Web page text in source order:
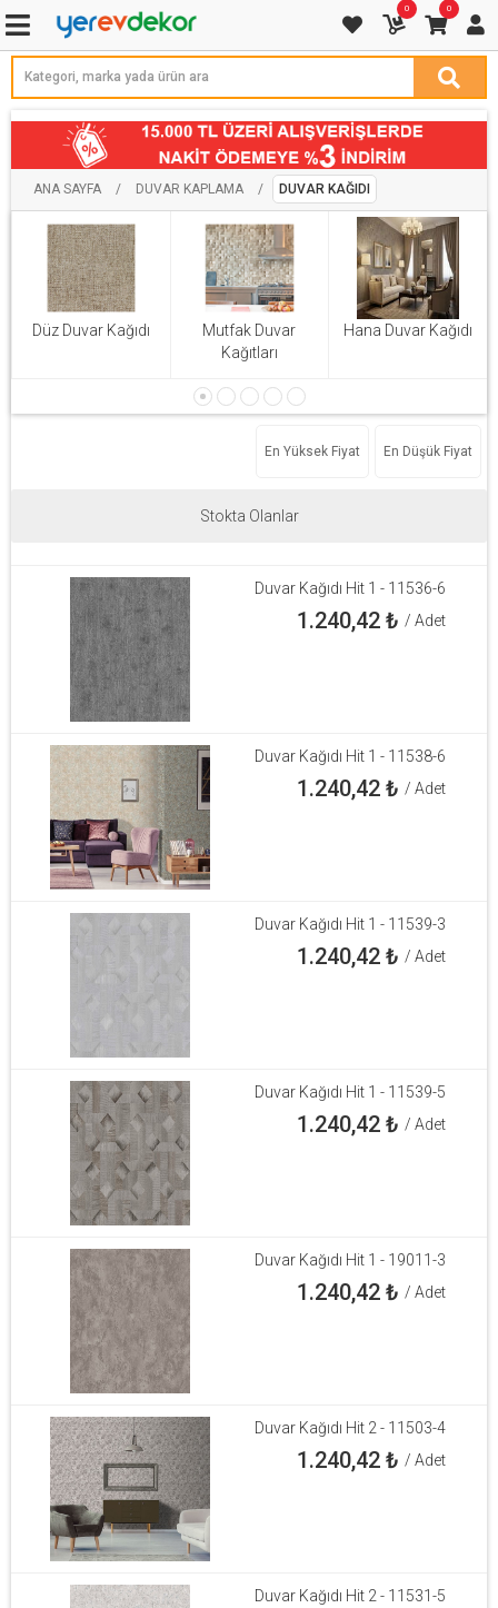
0 0
ANA SAYFA / DUVAR KAPLAMA / DUVAR KAĞIDI
Düz Duvar Kağıdı
Mutfak Duvar
Kağıtları
Hana Duvar Kağıdı
En Yüksek Fiyat En Düşük Fiyat
Stokta Olanlar
Duvar Kağıdı Hit 1 - 11536-6
1.240,42₺ / Adet
Duvar Kağıdı Hit 1 - 11538-6
1.240,42₺ / Adet
Duvar Kağıdı Hit 1 - 11539-3
1.240,42₺ / Adet
Duvar Kağıdı Hit 1 - 11539-5
1.240,42₺ / Adet
Duvar Kağıdı Hit 1 - 19011-3
1.240,42₺ / Adet
Duvar Kağıdı Hit 2 - 11503-4
1.240,42₺ / Adet
Duvar Kağıdı Hit 2 - 11531-5